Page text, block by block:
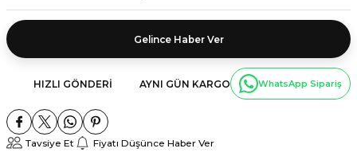
Gelince Haber Ver
HIZLI GÖNDERI AYNI GÜN KARGO WhatsApp Sipariş
Tavsiye Et Fiyatı Düşünce Haber Ver